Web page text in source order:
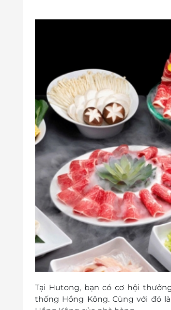
Tại Hutong, bạn có cơ hội
thống Hồng Kông. Cùng với đó